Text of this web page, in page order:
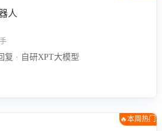
人
复 · 自研XPT大模型
🔥本周热门